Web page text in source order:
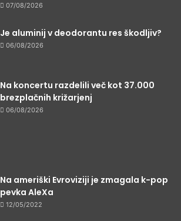
07/08/2026
Je aluminij v deodorantu res škodljiv?
06/08/2026
Na koncertu razdelili več kot 37.000
brezplačnih križarjenj
06/08/2026
Na ameriški Evroviziji je zmagala k-pop
pevka AleXa
12/05/2022